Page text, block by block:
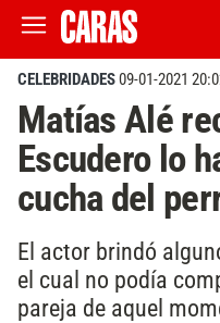
CELEBRIDADES09-01-2021
Matías Alé
Escudero lo
cucha del
El actor brindó
el cual no podía
pareja de aquel